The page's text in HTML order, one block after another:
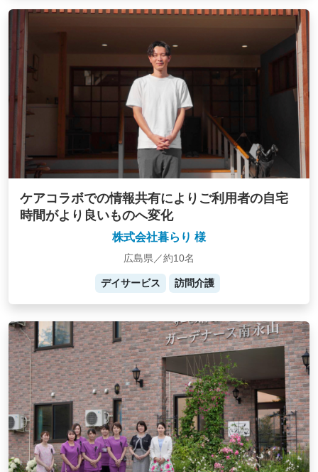
ケアコラボでの情報共有によりご利用者の自宅
時間がより良いものへ変化
株式会社暮らり 様
広島県／約10名
デイサービス 訪問介護